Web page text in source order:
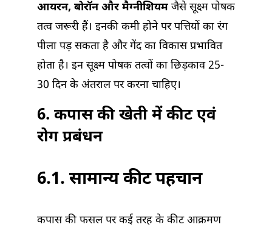
आयरन, बोरॉन और मैग्नीशियम जैसे सूक्ष्म पोषक
तत्व जरूरी हैं। इनकी कमी होने पर पत्तियों का रंग
पीला पड़ सकता है और गेंद का विकास प्रभावित
होता है। इन सूक्ष्म पोषक तत्वों का छिड़काव 25-
30 दिन के अंतराल पर करना चाहिए।
6. कपास की खेती में कीट एवं
रोग प्रबंधन
6.1. सामान्य कीट पहचान
कपास की फसल पर कई तरह के कीट आक्रमण